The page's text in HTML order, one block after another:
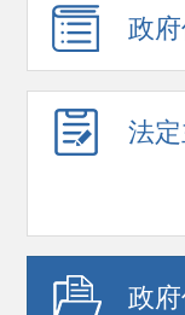
政
法
政